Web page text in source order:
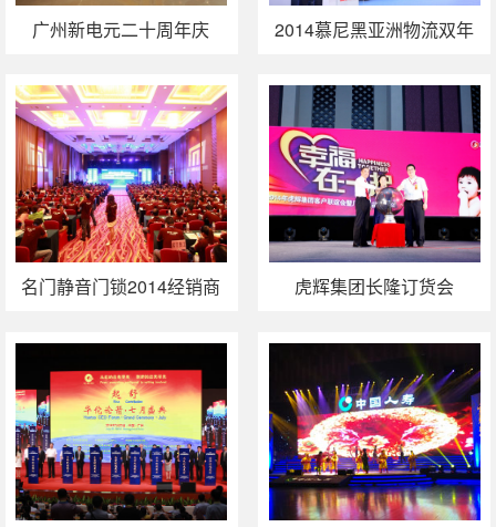
广州新电元二十周年庆
2014慕尼黑亚洲物流双年
名门静音门锁2014经销商
虎辉集团长隆订货会